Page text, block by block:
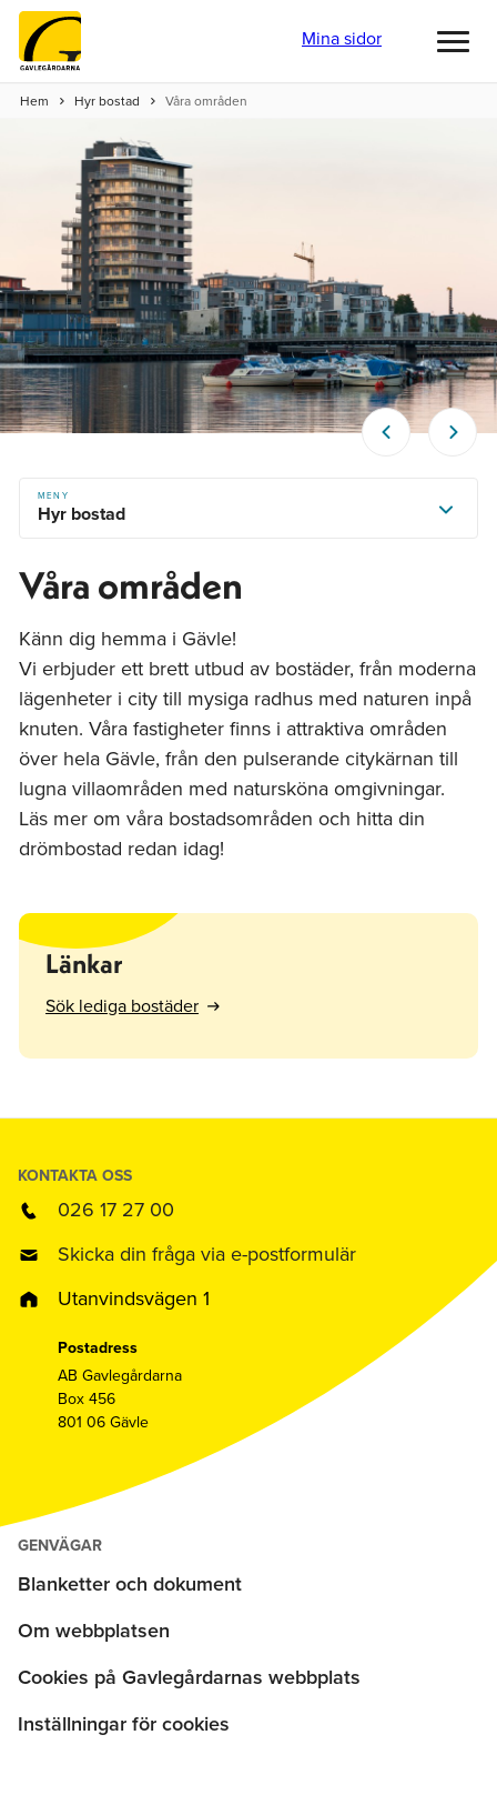
Mina sidor
Hem Hyr bostad Våra områden
MENY
Hyr bostad
Våra områden
Känn dig hemma i Gävle!
Vi erbjuder ett brett utbud av bostäder, från moderna
lägenheter i city till mysiga radhus med naturen inpå
knuten. Våra fastigheter finns i attraktiva områden
över hela Gävle, från den pulserande citykärnan till
lugna villaområden med natursköna omgivningar.
Läs mer om våra bostadsområden och hitta din
drömbostad redan idag!
Länkar
Sök lediga bostäder
KONTAKTA OSS
026 17 27 00
Skicka din fråga via e-postformulär
Utanvindsvägen 1
Postadress
AB Gavlegårdarna
Box 456
801 06 Gävle
GENVÄGAR
Blanketter och dokument
Om webbplatsen
Cookies på Gavlegårdarnas webbplats
Inställningar för cookies